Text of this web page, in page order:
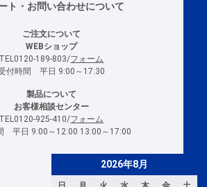
ト・お問い合わせについて
ご注文について
WEBショップ
TEL0120-189-803/フォーム
付時間 平日 9:00～17:30
製品について
お客様相談センター
TEL0120-925-410/フォーム
平日 9:00～12:00 13:00～17:00
2026年8月